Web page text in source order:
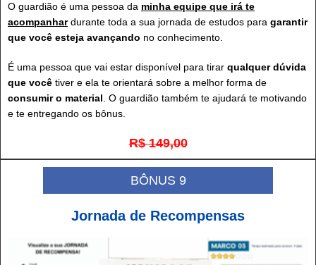
O guardião é uma pessoa da minha equipe que irá te
acompanhardurante toda a sua jornada de estudos para garantir
que você esteja avançando no conhecimento.
É uma pessoa que vai estar disponível para tirar qualquer dúvida
que você tiver e ela te orientará sobre a melhor forma de
consumir o material . O guardião também te ajudará te motivando
e te entregando os bônus.
R$ 149,00
BÔNUS 9
Jornada de Recompensas